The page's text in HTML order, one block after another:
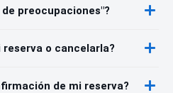
preocupaciones"?
reserva o cancelarla?
de mi reserva?